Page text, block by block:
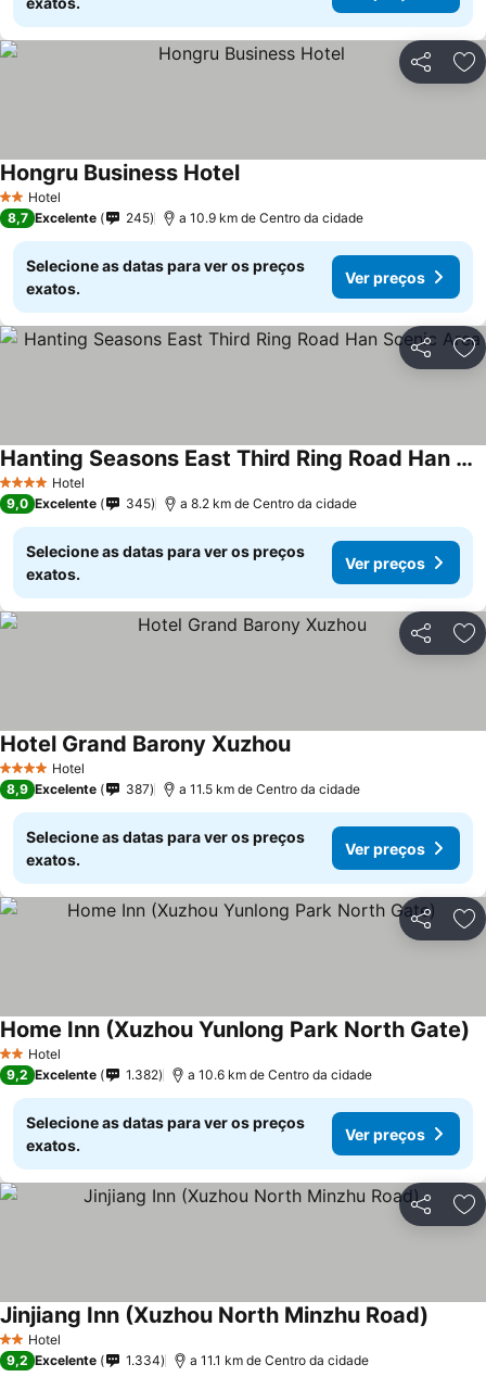
Partilhar
2 Estrelas
Hotel
Hongru Business Hotel
8,7 Excelente 245 a 10.9 km de Centro da cidade
Selecione as datas para ver os preços
exatos.
Ver preços
Partilhar
4 EstrelasHotel
Hanting Seasons East Third Ring Road Han Scenic Area
9,0 Excelente 345 a 8.2 km de Centro da cidade
Selecione as datas para ver os preços
exatos.
Ver preços
Partilhar
4 EstrelasHotel
Hotel Grand Barony Xuzhou
8,9 Excelente 387 a 11.5 km de Centro da cidade
Selecione as datas para ver os preços
exatos.
Ver preços
Partilhar
2 Estrelas
Hotel
Home Inn (Xuzhou Yunlong Park North Gate)
9,2 Excelente 1.382 a 10.6 km de Centro da cidade
Selecione as datas para ver os preços
exatos.
Ver preços
Partilhar
2 Estrelas
Hotel
Jinjiang Inn (Xuzhou North Minzhu Road)
9,2 Excelente 1.334 a 11.1 km de Centro da cidade